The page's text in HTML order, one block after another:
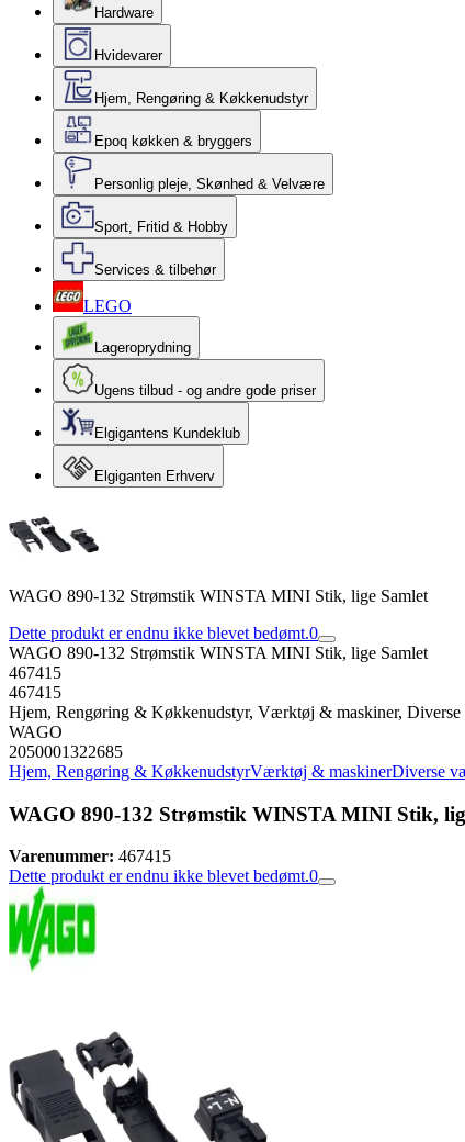
Hardware
Hvidevarer
Hjem, Rengøring & Køkkenudstyr
Epoq køkken & bryggers
Personlig pleje, Skønhed & Velvære
Sport, Fritid & Hobby
Services & tilbehør
LEGO
Lageroprydning
Ugens tilbud - og andre gode priser
Elgigantens Kundeklub
Elgiganten Erhverv
WAGO 890-132 Strømstik WINSTA MINI Stik, lige Samlet
Dette produkt er endnu ikke blevet bedømt.0
WAGO 890-132 Strømstik WINSTA MINI Stik, lige Samlet
467415
467415
Hjem, Rengøring & Køkkenudstyr, Værktøj & maskiner,
WAGO
2050001322685
Hjem, Rengøring & KøkkenudstyrVærktøj & maskinerDiverse
WAGO 890-132 Strømstik WINSTA MINI Stik,
Varenummer: 467415
Dette produkt er endnu ikke blevet bedømt.0